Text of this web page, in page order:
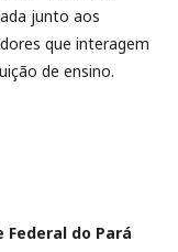
junto aos
que interagem
de ensino.
Federal do Pará